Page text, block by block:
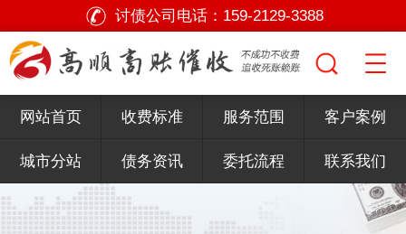
讨债公司电话： 159-2129-3388
网站首页 收费标准 服务范围 客户案例
城市分站 债务资讯 委托流程 联系我们